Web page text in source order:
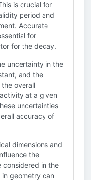
is crucial for
period and
Accurate
for
for the decay.
uncertainty in the
and the
overall
at a given
uncertainties
accuracy of
dimensions and
the
considered in the
in geometry can